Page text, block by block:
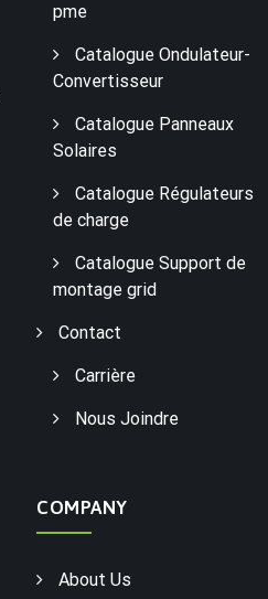
pme
Catalogue Ondulateur-
Convertisseur
Catalogue Panneaux
Solaires
Catalogue Régulateurs
de charge
Catalogue Support de
montage grid
Contact
Carrière
Nous Joindre
COMPANY
About Us